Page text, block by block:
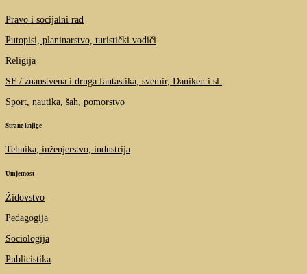
Pravo i socijalni rad
Putopisi, planinarstvo, turistički vodiči
Religija
SF / znanstvena i druga fantastika, svemir, Daniken i sl.
Sport, nautika, šah, pomorstvo
Strane knjige
Tehnika, inženjerstvo, industrija
Umjetnost
Židovstvo
Pedagogija
Sociologija
Publicistika